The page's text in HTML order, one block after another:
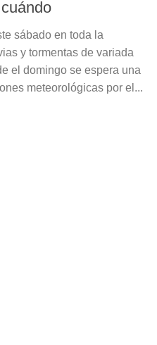
sábado en toda la
y tormentas de variada
el domingo se espera una
meteorológicas por el...